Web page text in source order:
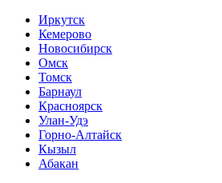
Иркутск
Кемерово
Новосибирск
Омск
Томск
Барнаул
Красноярск
Улан-Удэ
Горно-Алтайск
Кызыл
Абакан